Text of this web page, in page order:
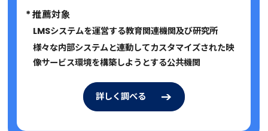
* 推薦対象
LMSシステムを運営する教育関連機関及び研究所
様々な内部システムと連動してカスタマイズされた映
像サービス環境を構築しようとする公共機関
詳しく調べる
詳しく調べる